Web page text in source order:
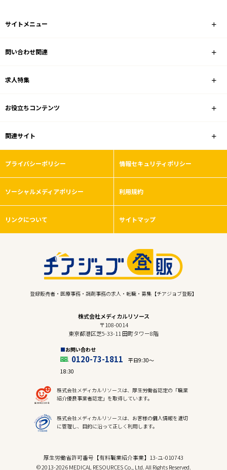
サイトメニュー
問い合わせ関連
求人特集
お役立ちコンテンツ
関連サイト
プライバシーポリシー 情報セキュリティポリシー
ソーシャルメディアポリシー 利用規約
リンクについて サイトマップ
登録販売者・医療事務・調剤事務の求人・転職・募集【チアジョブ登販】
株式会社メディカルリソース
〒108-0014
東京都港区芝5-33-11 田町タワー8階
お問い合わせ
0120-73-1811
平日9:30〜
18:30
株式会社メディカルリソースは、厚生労働省認定の「職業
紹介優良事業者認定」を取得しています。
株式会社メディカルリソースは、お客様の個人情報を適切
に管理し、目的に沿って正しく利用します。
厚生労働省許可番号【有料職業紹介事業】13-ユ-010743
© 2013-2026 MEDICAL RESOURCES Co., Ltd. All Rights Reserved.